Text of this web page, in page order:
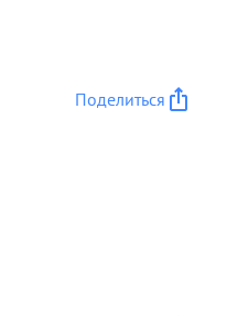
Поделиться